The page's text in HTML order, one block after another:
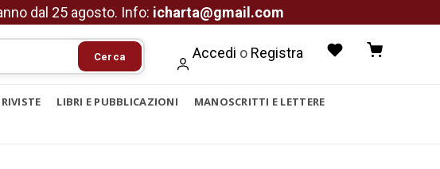
dal 25 agosto. Info: icharta@gmail.com
Cerca Accedi o Registra
LIBRI E PUBBLICAZIONI
MANOSCRITTI E LETTERE